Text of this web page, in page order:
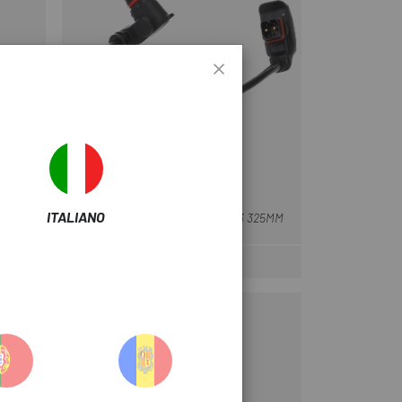
TQ-SYSTEMS
CAVO TQ RANGE EXTENDER V03 325MM
ITALIANO